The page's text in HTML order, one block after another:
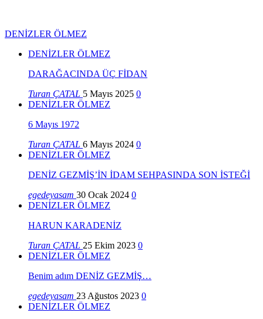
DENİZLER ÖLMEZ
DENİZLER ÖLMEZ
DARAĞACINDA ÜÇ FİDAN
Turan ÇATAL 5 Mayıs 2025 0
DENİZLER ÖLMEZ
6 Mayıs 1972
Turan ÇATAL 6 Mayıs 2024 0
DENİZLER ÖLMEZ
DENİZ GEZMİŞ’İN İDAM SEHPASINDA SON İSTEĞİ
egedeyasam 30 Ocak 2024 0
DENİZLER ÖLMEZ
HARUN KARADENİZ
Turan ÇATAL 25 Ekim 2023 0
DENİZLER ÖLMEZ
Benim adım DENİZ GEZMİŞ…
egedeyasam 23 Ağustos 2023 0
DENİZLER ÖLMEZ